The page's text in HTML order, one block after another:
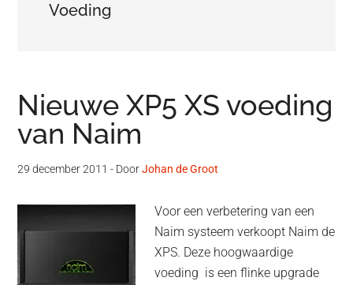
Voeding
Nieuwe XP5 XS voeding
van Naim
29 december 2011 - DoorJohan de Groot
Voor een verbetering van een
Naim systeem verkoopt Naim de
XPS. Deze hoogwaardige
voeding is een flinke upgrade